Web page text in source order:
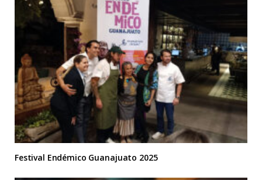
Festival Endémico Guanajuato 2025